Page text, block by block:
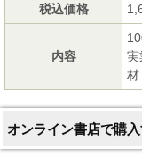
税込価格
内容
実
材
オンライン書店で購